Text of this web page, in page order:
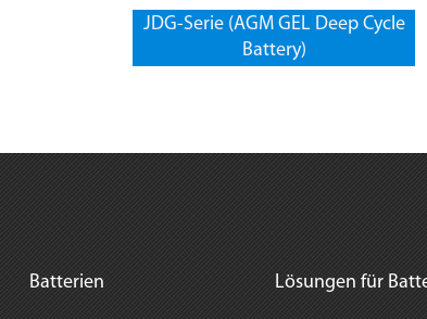
JDG-Serie (AGM GEL Deep Cycle
Battery)
Batterien Lösungen für